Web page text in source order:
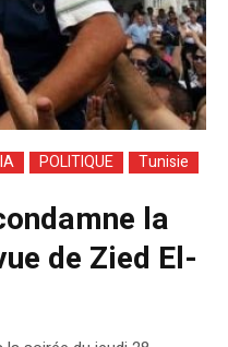
POLITIQUE Tunisie
la
de Zied El-